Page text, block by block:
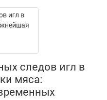
следов игл в
мяса: